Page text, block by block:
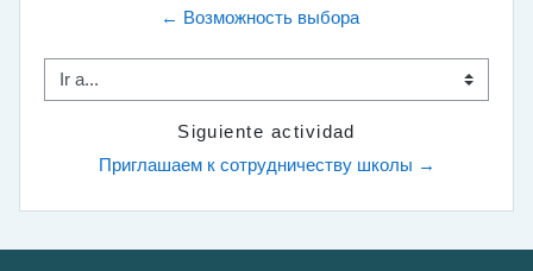
← Возможность выбора
Ir a...
Siguiente actividad
Приглашаем к сотрудничеству школы →